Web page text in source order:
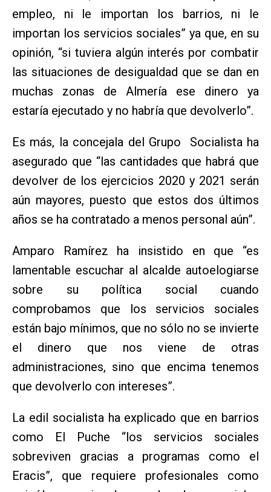
empleo, ni le importan los barrios, ni le
importan los servicios sociales” ya que, en su
opinión, “si tuviera algún interés por combatir
las situaciones de desigualdad que se dan en
muchas zonas de Almería ese dinero ya
estaría ejecutado y no habría que devolverlo”.
Es más, la concejala del Grupo Socialista ha
asegurado que “las cantidades que habrá que
devolver de los ejercicios 2020 y 2021 serán
aún mayores, puesto que estos dos últimos
años se ha contratado a menos personal aún”.
Amparo Ramírez ha insistido en que “es
lamentable escuchar al alcalde autoelogiarse
sobre su política social cuando
comprobamos que los servicios sociales
están bajo mínimos, que no sólo no se invierte
el dinero que nos viene de otras
administraciones, sino que encima tenemos
que devolverlo con intereses”.
La edil socialista ha explicado que en barrios
como El Puche “los servicios sociales
sobreviven gracias a programas como el
Eracis”, que requiere profesionales como